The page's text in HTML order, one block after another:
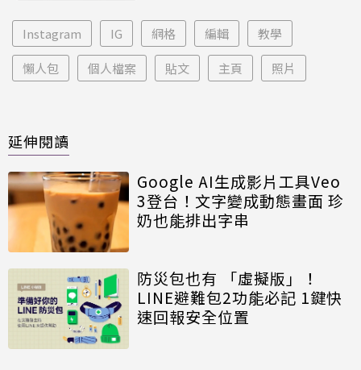
Instagram IG 網格 編輯 教學
懶人包 個人檔案 貼文 主頁 照片
延伸閱讀
Google AI生成影片工具Veo
3登台！文字變成動態畫面 珍
奶也能排出字串
防災包也有 「虛擬版」！
LINE避難包2功能必記 1鍵快
速回報安全位置